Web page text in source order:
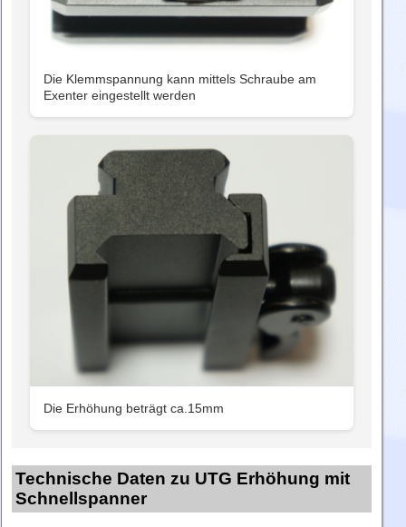
Die Klemmspannung kann mittels Schraube am
Exenter eingestellt werden
Die Erhöhung beträgt ca.15mm
Technische Daten zu UTG Erhöhung mit
Schnellspanner